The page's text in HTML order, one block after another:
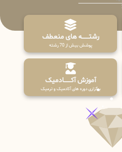
رشتـــــــه های منعطف
پوشش بیش از 70 رشته
آموزش آکـــــــادمیک
برگزاری دوره های آکادمیک و ترمیک